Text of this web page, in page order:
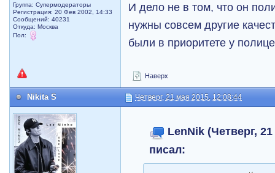
Группа: Супермодераторы
Регистрация: 20 Фев 2002, 14:33
Сообщений: 40231
Откуда: Москва
Пол:
И дело не в том, что он
нужны совсем другие
были в приоритете у
Наверх
Nikita S Четверг, 21 мая 2015, 12:08:44
LenNik (Четверг,
писал: